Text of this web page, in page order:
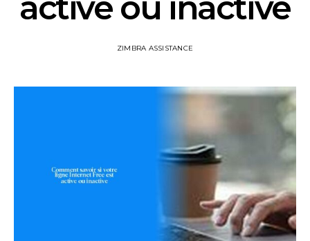
ZIMBRA ASSISTANCE